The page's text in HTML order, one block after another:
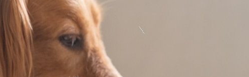
乳酸菌H61とは